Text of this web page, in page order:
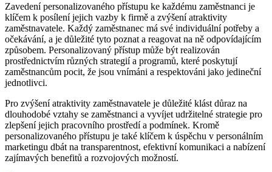
Zavedení personalizovaného přístupu ke každému ⁤zaměstnanci je
klíčem k posílení ⁤jejich vazby k firmě a​ zvýšení ⁣atraktivity​
zaměstnavatele. Každý zaměstnanec ⁣má své individuální potřeby a⁤
očekávání, a je důležité tyto poznat‍ a ​reagovat na ně odpovídajícím‍
způsobem.‍ Personalizovaný přístup může být realizován
prostřednictvím různých strategií a programů, ‌které poskytují
zaměstnancům ​pocit, že jsou vnímáni a respektováni jako jedineční
jednotlivci.
Pro zvýšení‌ atraktivity zaměstnavatele ​je důležité klást důraz⁢ na
dlouhodobé ⁤vztahy se zaměstnanci ⁤a vyvíjet udržitelné strategie pro
zlepšení jejich pracovního​ prostředí a podmínek. Kromě⁢
personalizovaného přístupu je také klíčem⁢ k ​úspěchu v personálním‌
marketingu⁤ dbát na ⁤transparentnost, efektivní komunikaci a nabízení
zajímavých benefitů a rozvojových možností.